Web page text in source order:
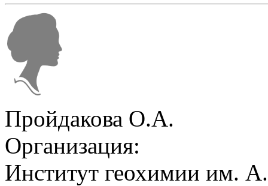
Пройдакова О.А.
Организация:
Институт геохимии им.